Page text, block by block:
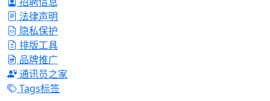
法律声明
隐私保护
排版工具
品牌推广
通讯员之家
Tags标签